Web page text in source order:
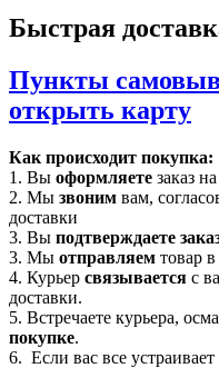
Быстрая
Пункты
открыть карту
Как происходит покупка:
1. Вы оформляете заказ
2. Мы звоним вам,
доставки
3. Вы подтверждаете
3. Мы отправляем товар
4. Курьер связывается с
доставки.
5. Встречаете курьера,
покупке.
6. Если вас все устраивает